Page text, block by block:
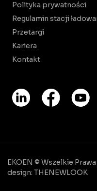
Polityka prywatności
Regulamin stacji
Przetargi
Kariera
Kontakt
EKOEN © Wszelkie
design: THENEWLOOK